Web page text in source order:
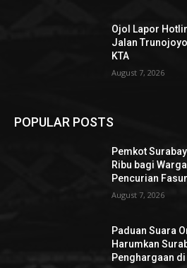
Ojol Lapor
Jalan
KTA
August 7, 2026
POPULAR POSTS
Pemkot
Ribu bagi
Pencurian
August 7, 2026
Paduan Suara
Harumkan
Penghargaan di